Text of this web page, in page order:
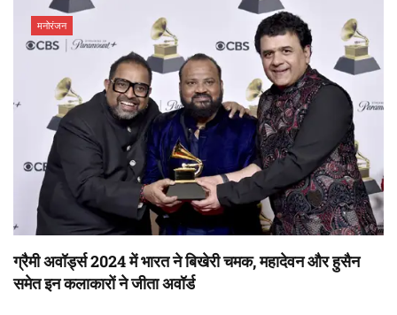
मनोरंजन
ग्रैमी अवॉर्ड्स 2024 में भारत ने बिखेरी चमक, महादेवन और हुसैन
समेत इन कलाकारों ने जीता अवॉर्ड